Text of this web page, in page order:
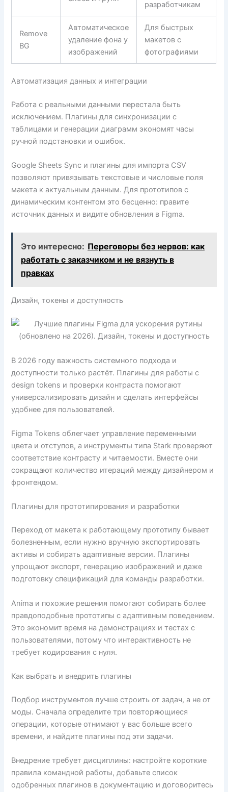
разработчикам
Remove
BG
Автоматическое
удаление фона у
изображений
Для быстрых
макетов с
фотографиями
Автоматизация данных и интеграции
Работа с реальными данными перестала быть
исключением. Плагины для синхронизации с
таблицами и генерации диаграмм экономят часы
ручной подстановки и ошибок.
Google Sheets Sync и плагины для импорта CSV
позволяют привязывать текстовые и числовые поля
макета к актуальным данным. Для прототипов с
динамическим контентом это бесценно: правите
источник данных и видите обновления в Figma.
Это интересно: Переговоры без нервов: как
работать с заказчиком и не вязнуть в
правках
Дизайн, токены и доступность
В 2026 году важность системного подхода и
доступности только растёт. Плагины для работы с
design tokens и проверки контраста помогают
универсализировать дизайн и сделать интерфейсы
удобнее для пользователей.
Figma Tokens облегчает управление переменными
цвета и отступов, а инструменты типа Stark проверяют
соответствие контрасту и читаемости. Вместе они
сокращают количество итераций между дизайнером и
фронтендом.
Плагины для прототипирования и разработки
Переход от макета к работающему прототипу бывает
болезненным, если нужно вручную экспортировать
активы и собирать адаптивные версии. Плагины
упрощают экспорт, генерацию изображений и даже
подготовку спецификаций для команды разработки.
Anima и похожие решения помогают собирать более
правдоподобные прототипы с адаптивным поведением.
Это экономит время на демонстрациях и тестах с
пользователями, потому что интерактивность не
требует кодирования с нуля.
Как выбрать и внедрить плагины
Подбор инструментов лучше строить от задач, а не от
моды. Сначала определите три повторяющиеся
операции, которые отнимают у вас больше всего
времени, и найдите плагины под эти задачи.
Внедрение требует дисциплины: настройте короткие
правила командной работы, добавьте список
одобренных плагинов в документацию и договоритесь